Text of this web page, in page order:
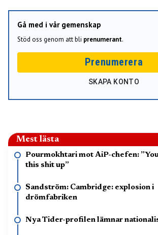
Gå med i vår gemenskap
Stöd oss genom att bli prenumerant.
Prenumerera
SKAPA KONTO
Mest lästa
Pourmokhtari mot AiP-chefen: ”You
this shit up”
Sandström: Cambridge: explosion i
drömfabriken
Nya Tider-profilen lämnar